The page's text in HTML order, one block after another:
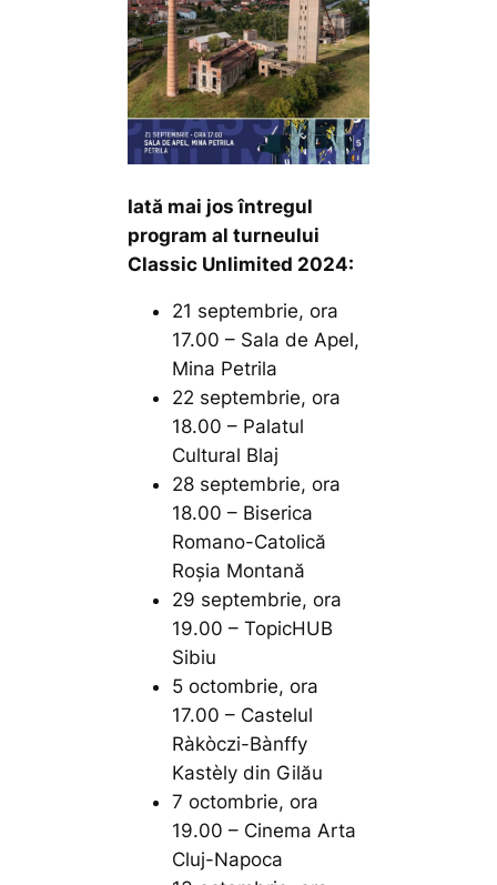
Iată mai jos întregul
program al turneului
Classic Unlimited 2024:
21 septembrie, ora
17.00 – Sala de Apel,
Mina Petrila
22 septembrie, ora
18.00 – Palatul
Cultural Blaj
28 septembrie, ora
18.00 – Biserica
Romano-Catolică
Roșia Montană
29 septembrie, ora
19.00 – TopicHUB
Sibiu
5 octombrie, ora
17.00 – Castelul
Ràkòczi-Bànffy
Kastèly din Gilău
7 octombrie, ora
19.00 – Cinema Arta
Cluj-Napoca